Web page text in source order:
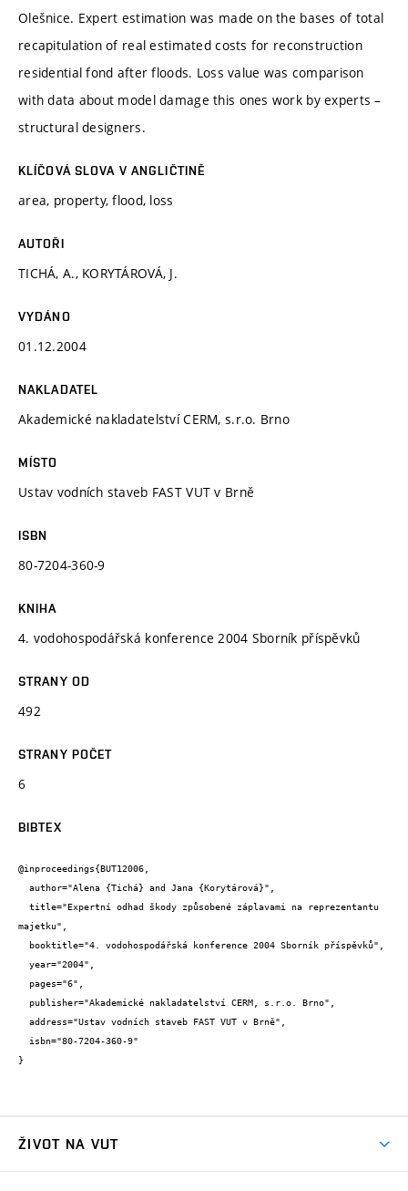
Olešnice. Expert estimation was made on the bases of total
recapitulation of real estimated costs for reconstruction
residential fond after floods. Loss value was comparison
with data about model damage this ones work by experts –
structural designers.
KLÍČOVÁ SLOVA V ANGLIČTINĚ
area, property, flood, loss
AUTOŘI
TICHÁ, A., KORYTÁROVÁ, J.
VYDÁNO
01.12.2004
NAKLADATEL
Akademické nakladatelství CERM, s.r.o. Brno
MÍSTO
Ustav vodních staveb FAST VUT v Brně
ISBN
80-7204-360-9
KNIHA
4. vodohospodářská konference 2004 Sborník příspěvků
STRANY OD
492
STRANY POČET
6
BIBTEX
@inproceedings{BUT12006,
majetku",
}
ŽIVOT NA VUT